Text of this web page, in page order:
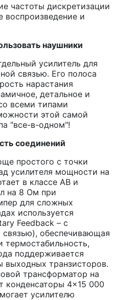
частоты дискретизации
воспроизведение и
наушники
усилитель для
связью. Его полоса
нарастания
детальное и
всеми типами
этой самой
"все-в-одном"!
соединений
простого с точки
усилителя мощности на
в классе AB и
на 8 Ом при
для сложных
используется
Feedback – с
обеспечивающая
термостабильность,
поддерживается
выходных транзисторов.
трансформатор на
конденсаторы 4×15 000
усилителю